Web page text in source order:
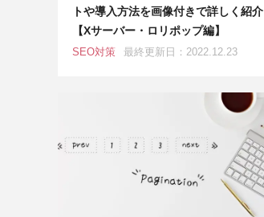
トや導入方法を画像付きで詳しく紹介
【Xサーバー・ロリポップ編】
SEO対策 最終更新日：2022.12.23